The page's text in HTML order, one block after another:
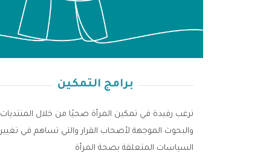
برامج التمكين
ترغب رفيدة في تمكين المرأة صحيًا من خلال المنتديات
والبحوث الموجهة لأصحاب القرار والتي تساهم في تغيير
السياسات المتعلقة بصحة المرأة